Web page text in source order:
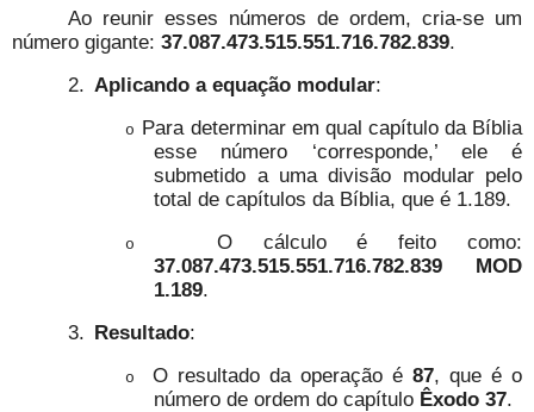
Ao reunir esses números de ordem, cria-se um
número gigante: 37.087.473.515.551.716.782.839.
2. Aplicando a equação modular:
o Para determinar em qual capítulo da Bíblia
esse número ‘corresponde,’ ele é
submetido a uma divisão modular pelo
total de capítulos da Bíblia, que é 1.189.
o
O cálculo é feito como:
37.087.473.515.551.716.782.839 MOD
1.189.
3. Resultado:
o O resultado da operação é87, que é o
número de ordem do capítulo Êxodo 37.